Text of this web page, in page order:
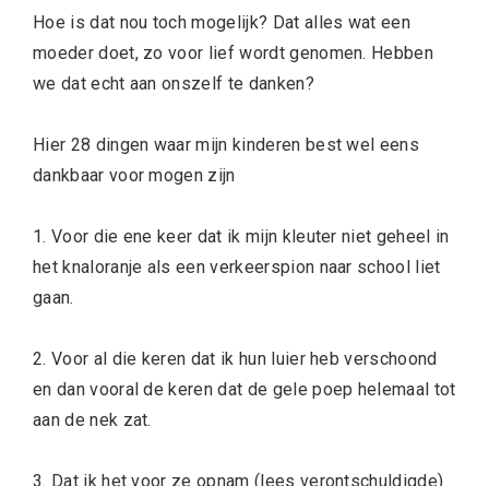
Hoe is dat nou toch mogelijk? Dat alles wat een
moeder doet, zo voor lief wordt genomen. Hebben
we dat echt aan onszelf te danken?
Hier 28 dingen waar mijn kinderen best wel eens
dankbaar voor mogen zijn
1. Voor die ene keer dat ik mijn kleuter niet geheel in
het knaloranje als een verkeerspion naar school liet
gaan.
2. Voor al die keren dat ik hun luier heb verschoond
en dan vooral de keren dat de gele poep helemaal tot
aan de nek zat.
3. Dat ik het voor ze opnam (lees verontschuldigde)